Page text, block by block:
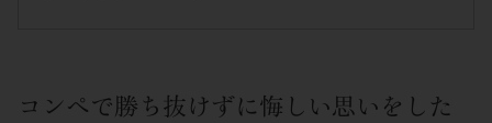
コンペで勝ち抜けずに悔しい思いをした